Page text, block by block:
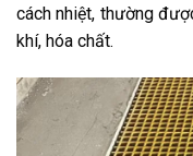
cách nhiệt, thường
khí, hóa chất.